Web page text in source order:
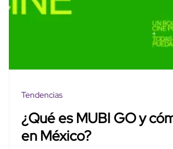
Tendencias
¿Qué es MUBI GO y
en México?